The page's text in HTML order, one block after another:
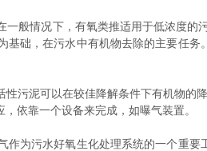
情况下，有氧类推适用于低浓度的
础，在污水中有机物去除的主要任
泥可以在较佳降解条件下有机物的
依靠一个设备来完成，如曝气装置。
污水好氧生化处理系统的一个重要